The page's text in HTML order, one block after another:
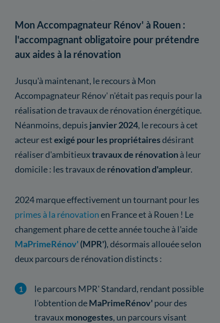
Mon Accompagnateur Rénov' à Rouen :
l'accompagnant obligatoire pour prétendre
aux aides à la rénovation
Jusqu'à maintenant, le recours à Mon
Accompagnateur Rénov' n'était pas requis pour la
réalisation de travaux de rénovation énergétique.
Néanmoins, depuis janvier 2024, le recours à cet
acteur estexigé pour les propriétairesdésirant
réaliser d'ambitieuxtravaux de rénovationà leur
domicile : les travaux derénovation d'ampleur.
2024 marque effectivement un tournant pour les
primes à la rénovationen France et à Rouen ! Le
changement phare de cette année touche à l'aide
MaPrimeRénov' (MPR'), désormais allouée selon
deux parcours de rénovation distincts :
le parcours MPR' Standard, rendant possible
l'obtention deMaPrimeRénov' pour des
travauxmonogestes, un parcours visant